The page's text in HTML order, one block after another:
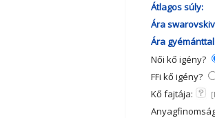
Átlagos súly:
Ára
Ára
Női kő igény?
FFi kő igény?
Kő fajtája: